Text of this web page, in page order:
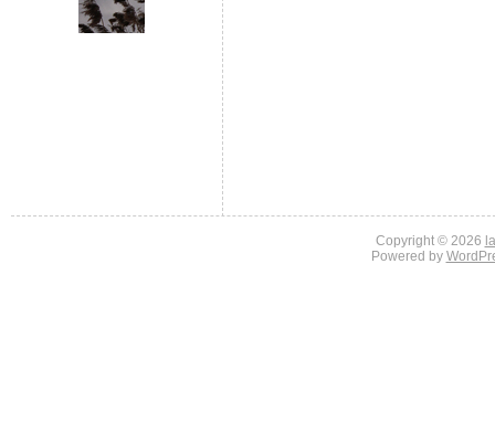
Copyright © 2026
Powered by